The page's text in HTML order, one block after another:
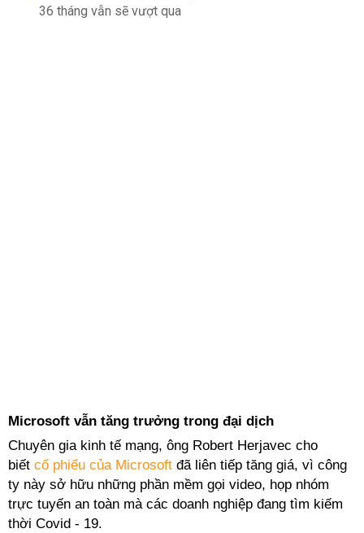
36 tháng vẫn sẽ vượt qua
Microsoft vẫn tăng trưởng trong đại dịch
Chuyên gia kinh tế mạng, ông Robert Herjavec cho
biết cổ phiếu của Microsoft đã liên tiếp tăng giá, vì công
ty này sở hữu những phần mềm gọi video, họp nhóm
trực tuyến an toàn mà các doanh nghiệp đang tìm kiếm
thời Covid - 19.